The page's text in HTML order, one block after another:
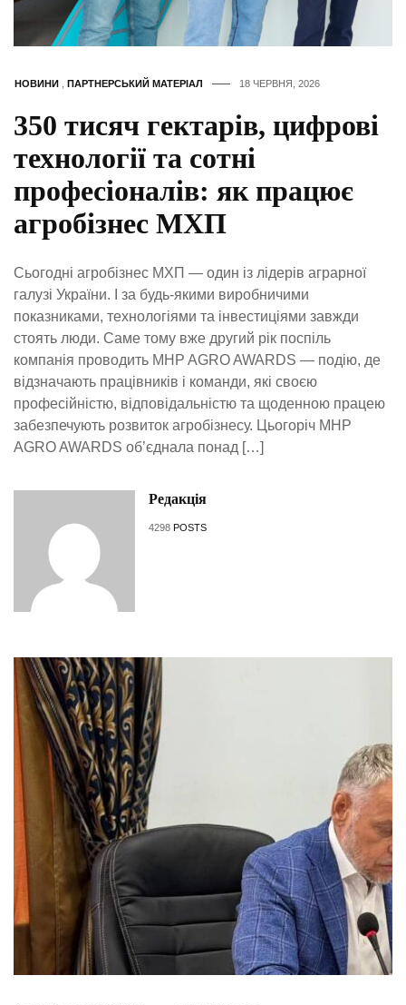
НОВИНИ ПАРТНЕРСЬКИЙ МАТЕРІАЛ 18 ЧЕРВНЯ, 2026
350 тисяч гектарів, цифрові
технології та сотні
професіоналів: як працює
агробізнес МХП
Сьогодні агробізнес МХП — один із лідерів аграрної
галузі України. І за будь-якими виробничими
показниками, технологіями та інвестиціями завжди
стоять люди. Саме тому вже другий рік поспіль
компанія проводить MHP AGRO AWARDS — подію, де
відзначають працівників і команди, які своєю
професійністю, відповідальністю та щоденною працею
забезпечують розвиток агробізнесу. Цьогоріч MHP
AGRO AWARDS об’єднала понад […]
Редакція
4298 POSTS